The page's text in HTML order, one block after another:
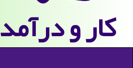
كار و درآمد